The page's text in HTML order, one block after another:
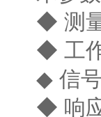
◆ 测
◆ 工
◆ 信
◆ 响